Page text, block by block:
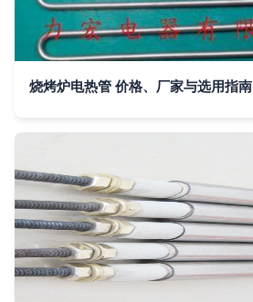
烧烤炉电热管 价格、厂家与选用指南